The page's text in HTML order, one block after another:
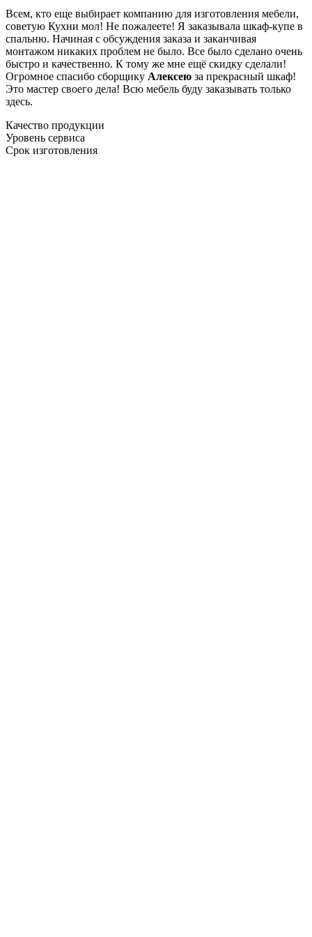
Всем, кто еще выбирает компанию для изготовления мебели,
советую Кухни мол! Не пожалеете! Я заказывала шкаф-купе в
спальню. Начиная с обсуждения заказа и заканчивая
монтажом никаких проблем не было. Все было сделано очень
быстро и качественно. К тому же мне ещё скидку сделали!
Огромное спасибо сборщику Алексею за прекрасный шкаф!
Это мастер своего дела! Всю мебель буду заказывать только
здесь.
Качество продукции
Уровень сервиса
Срок изготовления